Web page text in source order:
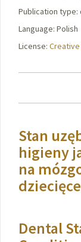
Publication type:
Language: Polish
License: Creative
Stan
higieny
na
dziecięce
Dental